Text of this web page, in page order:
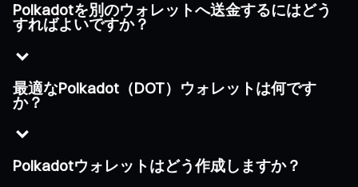
Polkadotを別のウォレットへ送金するにはどう
すればよいですか？
最適なPolkadot（DOT）ウォレットは何です
か？
Polkadotウォレットはどう作成しますか？